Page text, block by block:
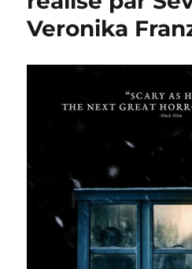
Veronika